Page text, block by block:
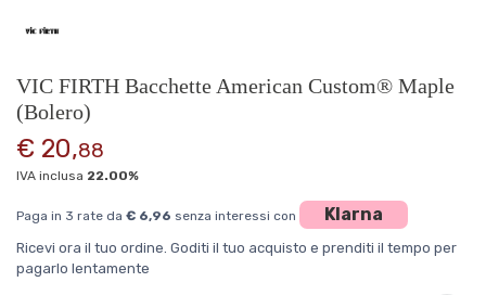
VIC FIRTH Bacchette American Custom® Maple
(Bolero)
€ 20,88
IVA inclusa 22.00%
Paga in 3 rate da € 6,96 senza interessi con Klarna
Ricevi ora il tuo ordine. Goditi il tuo acquisto e prenditi il tempo per
pagarlo lentamente